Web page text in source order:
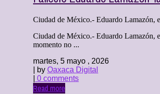
Ciudad de México.- Eduardo Lamazón,
Ciudad de México.- Eduardo Lamazón,
momento no ...
martes, 5 mayo , 2026
| by Oaxaca Digital
0 comments
Read more